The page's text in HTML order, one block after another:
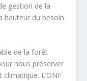
gestion de la
hauteur du besoin
de la forêt
nous préserver
L’ONF